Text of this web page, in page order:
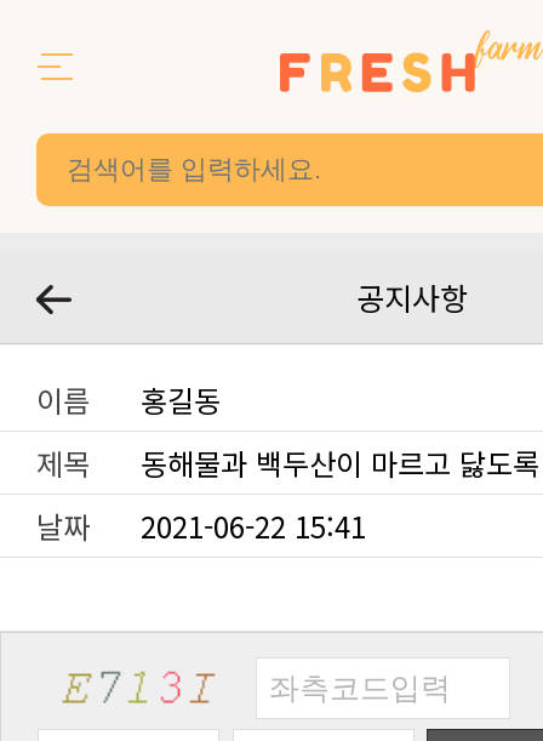
공지사항
이름
홍길동
제목
동해물과 백두산이 마르고 닳도
날짜
2021-06-22 15:41